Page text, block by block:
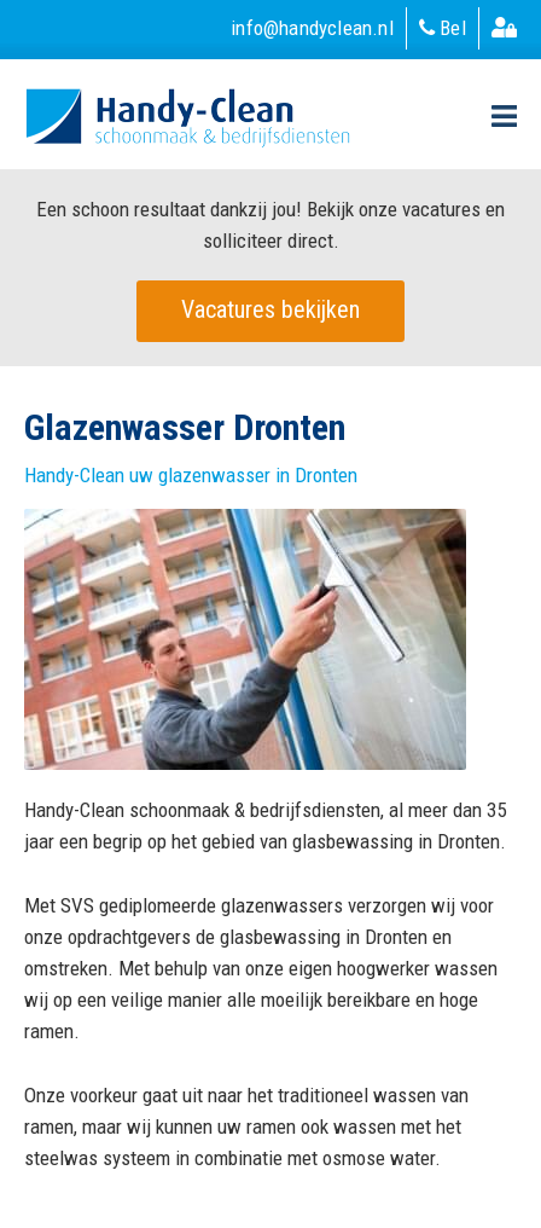
Bel
info@handyclean.nl
Een schoon resultaat dankzij jou! Bekijk onze vacatures en
solliciteer direct.
Vacatures bekijken
Glazenwasser Dronten
Handy-Clean uw glazenwasser in Dronten
Handy-Clean schoonmaak & bedrijfsdiensten, al meer dan 35
jaar een begrip op het gebied van glasbewassing in Dronten.
Met SVS gediplomeerde glazenwassers verzorgen wij voor
onze opdrachtgevers de glasbewassing in Dronten en
omstreken. Met behulp van onze eigen hoogwerker wassen
wij op een veilige manier alle moeilijk bereikbare en hoge
ramen.
Onze voorkeur gaat uit naar het traditioneel wassen van
ramen, maar wij kunnen uw ramen ook wassen met het
steelwas systeem in combinatie met osmose water.